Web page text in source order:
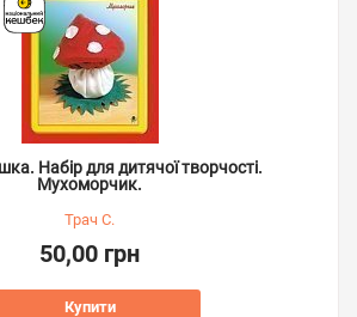
Набір для дитячої творчості.
Мухоморчик.
Трач С.
50,00 грн
Купити